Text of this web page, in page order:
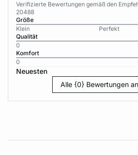
Verifizierte Bewertungen gemäß den
20488
Größe
Klein
Perfekt
Qualität
0
Komfort
0
Neuesten
Alle {0} Bewertungen